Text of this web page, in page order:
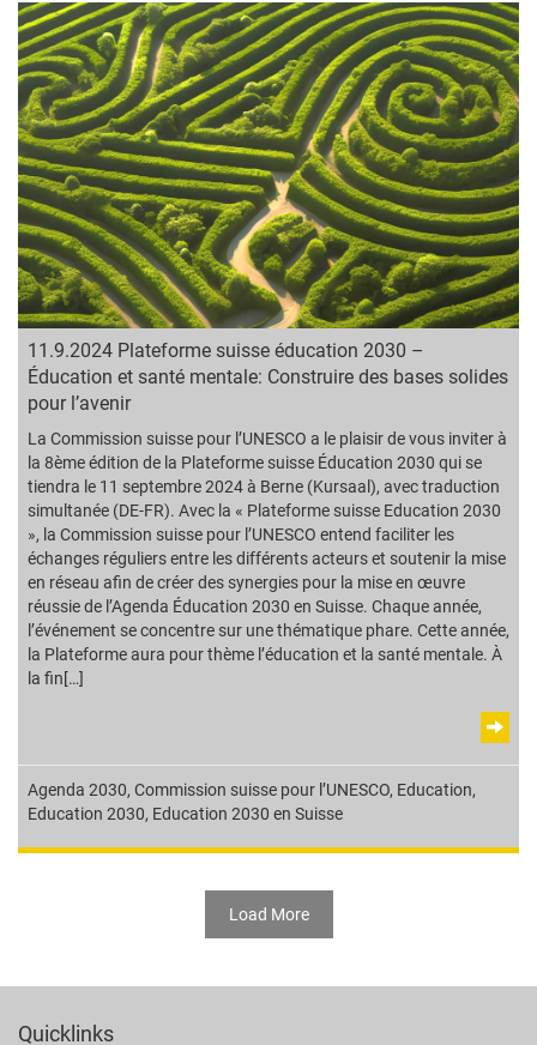
11.9.2024 Plateforme suisse éducation 2030 –
Éducation et santé mentale: Construire des bases solides
pour l’avenir
La Commission suisse pour l’UNESCO a le plaisir de vous inviter à
la 8ème édition de la Plateforme suisse Éducation 2030 qui se
tiendra le 11 septembre 2024 à Berne (Kursaal), avec traduction
simultanée (DE-FR). Avec la « Plateforme suisse Education 2030
», la Commission suisse pour l’UNESCO entend faciliter les
échanges réguliers entre les différents acteurs et soutenir la mise
en réseau afin de créer des synergies pour la mise en œuvre
réussie de l’Agenda Éducation 2030 en Suisse. Chaque année,
l’événement se concentre sur une thématique phare. Cette année,
la Plateforme aura pour thème l’éducation et la santé mentale. À
la fin[…]
Agenda 2030, Commission suisse pour l’UNESCO, Education,
Education 2030, Education 2030 en Suisse
Load More
Quicklinks